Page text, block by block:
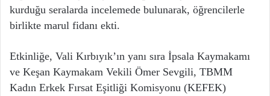
kurduğu seralarda incelemede bulunarak, öğrencilerle
birlikte marul fidanı ekti.
Etkinliğe, Vali Kırbıyık’ın yanı sıra İpsala Kaymakamı
ve Keşan Kaymakam Vekili Ömer Sevgili, TBMM
Kadın Erkek Fırsat Eşitliği Komisyonu (KEFEK)